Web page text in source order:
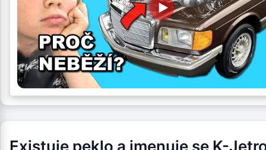
Existuje peklo a jmenuje se K-